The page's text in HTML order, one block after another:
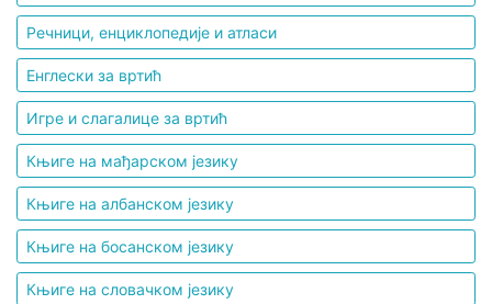
Речници, енциклопедије и атласи
Енглески за вртић
Игре и слагалице за вртић
Књиге на мађарском језику
Књиге на албанском језику
Књиге на босанском језику
Књиге на словачком језику